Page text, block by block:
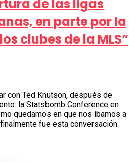
de las ligas
en parte por la
clubes de la MLS”
con Ted Knutson, después de
la Statsbomb Conference en
quedamos en que nos íbamos a
fue esta conversación